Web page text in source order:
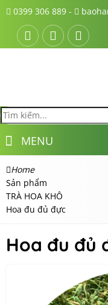
0399 306 889 -
MENU
Home
Sản phẩm
TRÀ HOA KHÔ
Hoa đu đủ đực
Hoa đu đủ